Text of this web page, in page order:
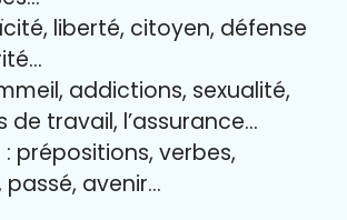
liberté, citoyen, défense
addictions, sexualité,
de travail, l’assurance…
: prépositions, verbes,
passé, avenir…